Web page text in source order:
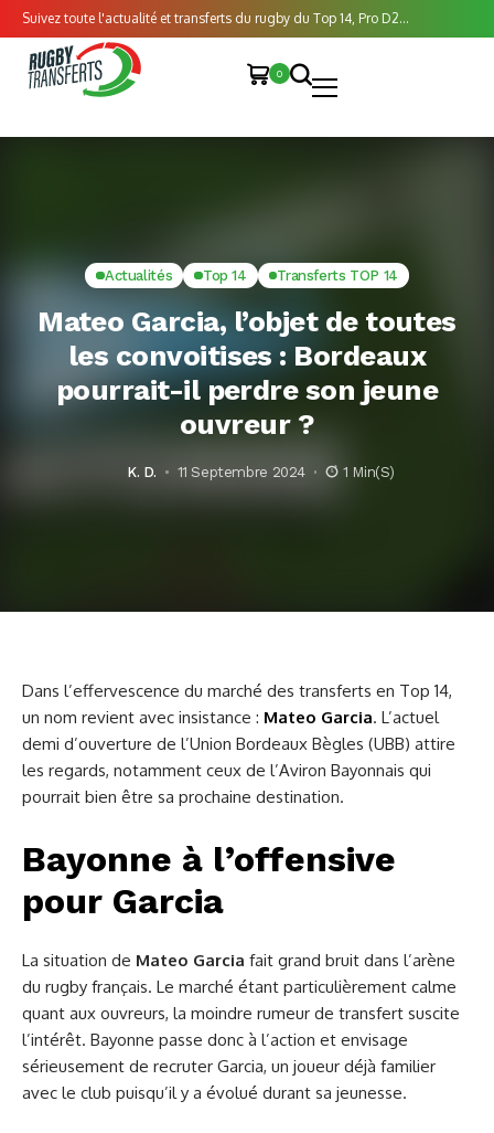
Suivez toute l'actualité et transferts du rugby du Top 14, Pro D2...
0
Actualités Top 14 Transferts TOP 14
Mateo Garcia, l’objet de toutes
les convoitises : Bordeaux
pourrait-il perdre son jeune
ouvreur ?
K. D. 11 Septembre 2024 1 Min(s)
Dans l’effervescence du marché des transferts en Top 14,
un nom revient avec insistance : Mateo Garcia. L’actuel
demi d’ouverture de l’Union Bordeaux Bègles (UBB) attire
les regards, notamment ceux de l’Aviron Bayonnais qui
pourrait bien être sa prochaine destination.
Bayonne à l’offensive
pour Garcia
La situation de Mateo Garcia fait grand bruit dans l’arène
du rugby français. Le marché étant particulièrement calme
quant aux ouvreurs, la moindre rumeur de transfert suscite
l’intérêt. Bayonne passe donc à l’action et envisage
sérieusement de recruter Garcia, un joueur déjà familier
avec le club puisqu’il y a évolué durant sa jeunesse.